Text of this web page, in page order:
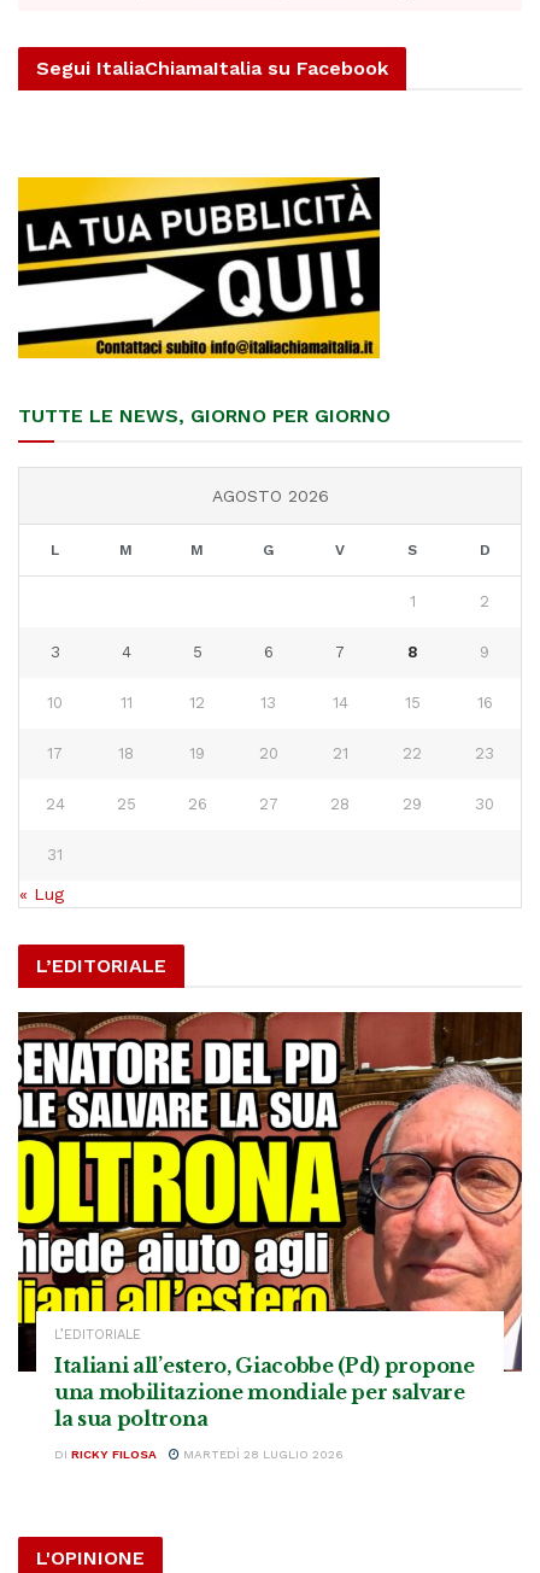
Segui ItaliaChiamaItalia su Facebook
TUTTE LE NEWS, GIORNO PER GIORNO
AGOSTO 2026
L M M G V S D
1 2
3 4 5 6 7 8 9
10 11 12 13 14 15 16
17 18 19 20 21 22 23
24 25 26 27 28 29 30
31
« Lug
L’EDITORIALE
L’EDITORIALE
Italiani all’estero, Giacobbe (Pd) propone
una mobilitazione mondiale per salvare
la sua poltrona
DI RICKY FILOSA MARTEDÌ 28 LUGLIO 2026
L'OPINIONE